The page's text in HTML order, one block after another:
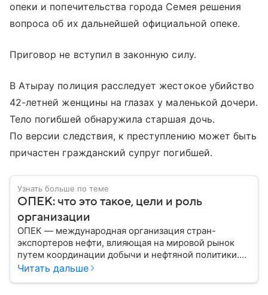
опеки и попечительства города Семея решения
вопроса об их дальнейшей официальной опеке.
Приговор не вступил в законную силу.
В Атырау полиция расследует жестокое убийство
42-летней женщины на глазах у маленькой дочери.
Тело погибшей обнаружила старшая дочь.
По версии следствия, к преступлению может быть
причастен гражданский супруг погибшей.
Узнать больше по теме
ОПЕК: что это такое, цели и роль
организации
ОПЕК — международная организация стран-
экспортеров нефти, влияющая на мировой рынок
путем координации добычи и нефтяной политики.
Решения ОПЕК регулярно отражаются на ценах
Читать дальше